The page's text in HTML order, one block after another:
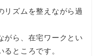
リズムを整えながら過
がら、在宅ワークとい
ところです。